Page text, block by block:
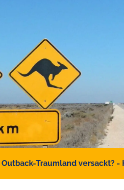
Traumland versackt?